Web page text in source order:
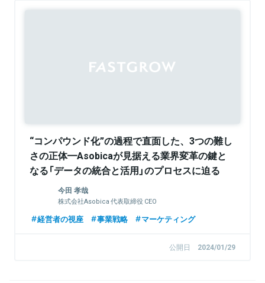
“コンパウンド化”の過程で直面した、3つの難し
さの正体━Asobicaが見据える業界変革の鍵と
なる「データの統合と活用」のプロセスに迫る
今田 孝哉
株式会社Asobica 代表取締役 CEO
経営者の視座 事業戦略 マーケティング
公開日 2024/01/29